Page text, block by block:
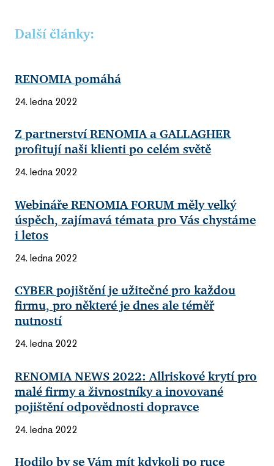
Další články:
RENOMIA pomáhá
24. ledna 2022
Z partnerství RENOMIA a GALLAGHER
profitují naši klienti po celém světě
24. ledna 2022
Webináře RENOMIA FORUM měly velký
úspěch, zajímavá témata pro Vás chystáme
i letos
24. ledna 2022
CYBER pojištění je užitečné pro každou
firmu, pro některé je dnes ale téměř
nutností
24. ledna 2022
RENOMIA NEWS 2022: Allriskové krytí pro
malé firmy a živnostníky a inovované
pojištění odpovědnosti dopravce
24. ledna 2022
Hodilo by se Vám mít kdykoli po ruce